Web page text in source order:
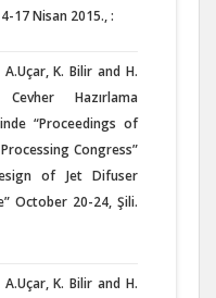
17 Nisan 2015., :
K. Bilir and H.
Hazırlama
“Proceedings of
Congress”
of Jet Difuser
October 20-24, Şili.
K. Bilir and H.